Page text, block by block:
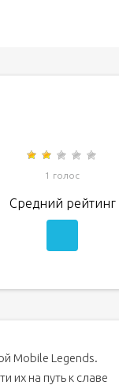
1 голос
Средний рейтинг
Mobile Legends.
их на путь к славе